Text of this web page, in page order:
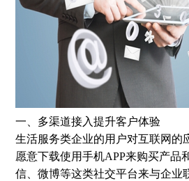
一、多渠道接入提升客户体验
生活服务类企业的用户对互联网的
愿意下载使用手机APP来购买产品
信、微博等这类社交平台来与企业